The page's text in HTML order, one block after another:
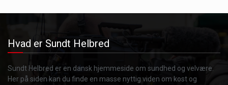
Hvad er Sundt Helbred
Sundt Helbred er en dansk hjemmeside om sundhed og velvære.
Her på siden kan du finde en masse nyttig viden om kost og